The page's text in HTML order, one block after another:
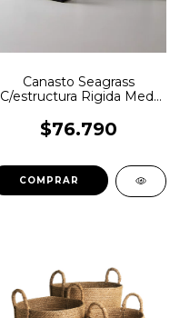
Canasto Seagrass
C/estructura Rigida Med:
$76.790